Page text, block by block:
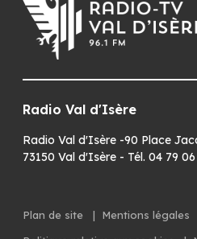
Radio Val d'Isère
Radio Val d'Isère -90 Place
73150 Val d'Isère - Tél. 04 79 06
Plan de site | Mentions légales